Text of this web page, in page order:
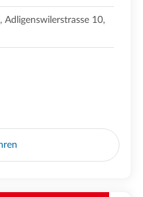
Adligenswilerstrasse 10,